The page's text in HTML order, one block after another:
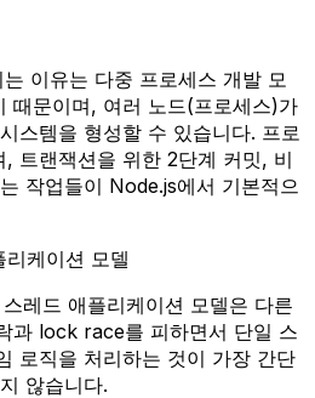
이유는 다중 프로세스 개발 모
때문이며, 여러 노드(프로세스)가
스템을 형성할 수 있습니다. 프로
트랜잭션을 위한 2단계 커밋, 비
작업들이 Node.js에서 기본적으
케이션 모델
레드 애플리케이션 모델은 다른
과 lock race를 피하면서 단일 스
로직을 처리하는 것이 가장 간단
않습니다.